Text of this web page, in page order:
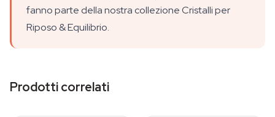
fanno parte della nostra collezione Cristalli per
Riposo & Equilibrio.
Prodotti correlati